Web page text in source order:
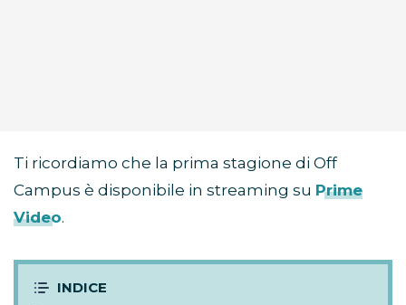
Ti ricordiamo che la prima stagione di Off
Campus è disponibile in streaming su Prime
Video.